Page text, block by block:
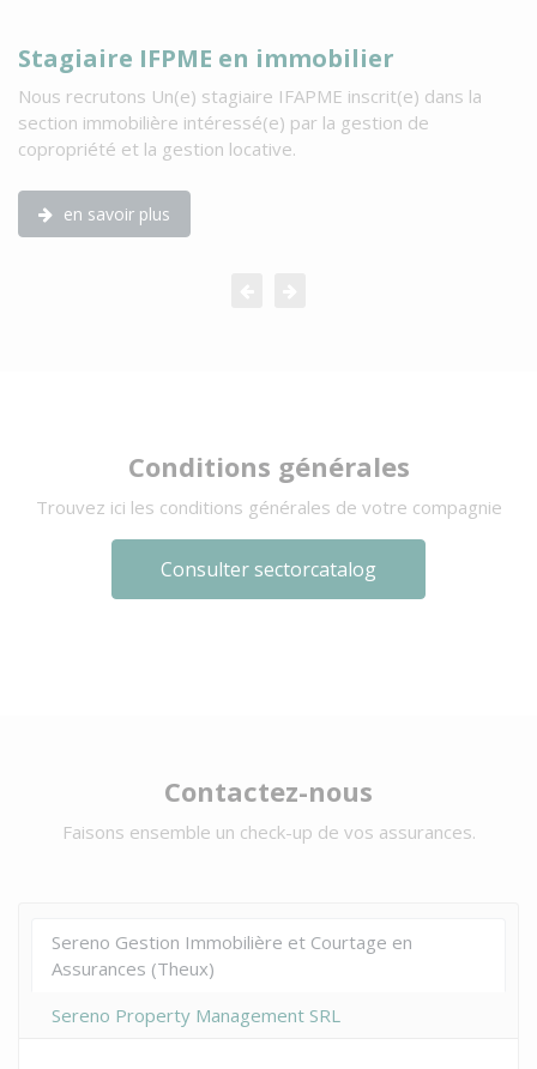
Stagiaire IFPME en immobilier
Nous recrutons Un(e) stagiaire IFAPME inscrit(e) dans la
section immobilière intéressé(e) par la gestion de
copropriété et la gestion locative.
en savoir plus
Conditions générales
Trouvez ici les conditions générales de votre compagnie
Consulter sectorcatalog
Contactez-nous
Faisons ensemble un check-up de vos assurances.
Sereno Gestion Immobilière et Courtage en
Assurances (Theux)
Sereno Property Management SRL